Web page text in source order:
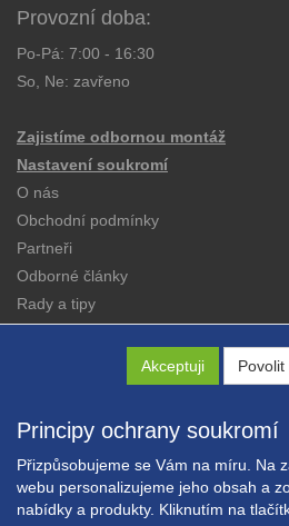
Akceptuji
Principy ochrany soukromí
Přizpůsobujeme se Vám na míru. Na
webu personalizujeme jeho obsah a
nabídky a produkty. Kliknutím na
Provozní doba:
Po-Pá: 7:00 - 16:30
So, Ne: zavřeno
Zajistíme odbornou montáž
Nastavení soukromí
O nás
Obchodní podmínky
Partneři
Odborné články
Rady a tipy
Copyright ©